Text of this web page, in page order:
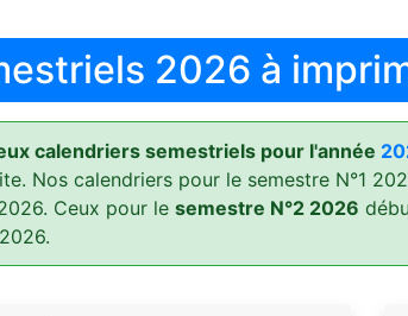
2026 à
calendriers semestriels pour l'année
Nos calendriers pour le semestre N°1
Ceux pour le semestre N°2 2026